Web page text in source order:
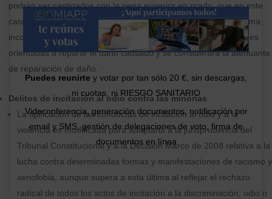
podrán ser castigados con la pena superior en grado, que en este
caso supone nueve años de prisión.En la misma línea, la reforma
incorporará la posibilidad de imponer al responsable actuaciones
orientadas a reparar el daño causado y se considerará la atenuante
de reparación de daño.
Delitos de incitación al odio contra las minorías
La tipificación de las conductas de incitación al odio y a la
violencia es modificada para adaptarla a la jurisprudencia del
Tribunal Constitucional y a la Decisión Marco de 2008 relativa a la
lucha contra determinadas formas y manifestaciones de racismo y
xenofobia, aunque supera a esta última al reflejar el rechazo
radical de todos los actos de incitación a la discriminación, odio o
Puedes reunirte y votar por tan sólo 20 €, sin descargas,
ni cuotas, ni RIESGO SANITARIO
Videconferencia, generación documentos, notificación por
email y SMS, gestión de delegaciones de voto, firma de
documentos en línea